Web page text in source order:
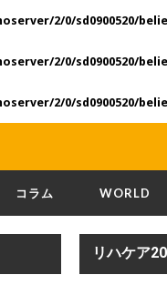
2/0/sd0900520/
2/0/sd0900520/
2/0/sd0900520/
コラム WORLD
リハケア